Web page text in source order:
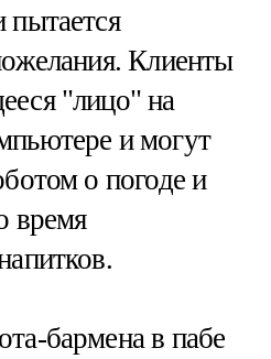
Клиенты
"лицо" на
и могут
о погоде и
время
бармена в пабе